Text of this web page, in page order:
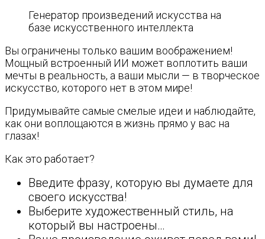
Генератор произведений искусства на
базе искусственного интеллекта
Вы ограничены только вашим воображением!
Мощный встроенный ИИ может воплотить ваши
мечты в реальность, а ваши мысли — в творческое
искусство, которого нет в этом мире!
Придумывайте самые смелые идеи и наблюдайте,
как они воплощаются в жизнь прямо у вас на
глазах!
Как это работает?
Введите фразу, которую вы думаете для
своего искусства!
Выберите художественный стиль, на
который вы настроены…